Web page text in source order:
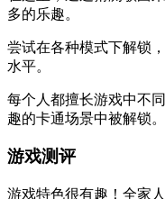
多的乐趣。
尝试在各种模式下解锁
水平。
每个人都擅长游戏中不
趣的卡通场景中被解锁。
游戏测评
游戏特色很有趣！全家